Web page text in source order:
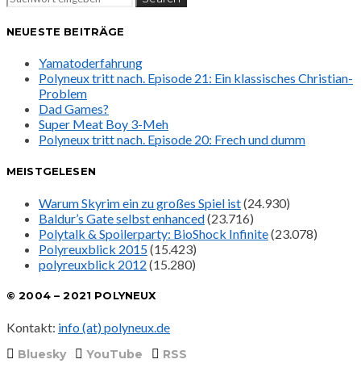
NEUESTE BEITRÄGE
Yamatoderfahrung
Polyneux tritt nach. Episode 21: Ein klassisches Christian-
Problem
Dad Games?
Super Meat Boy 3-Meh
Polyneux tritt nach. Episode 20: Frech und dumm
MEISTGELESEN
Warum Skyrim ein zu großes Spiel ist(24.930)
Baldur’s Gate selbst enhanced(23.716)
Polytalk & Spoilerparty: BioShock Infinite(23.078)
Polyreuxblick 2015(15.423)
polyreuxblick 2012 (15.280)
© 2004 – 2021 POLYNEUX
Kontakt: info (at) polyneux.de
Bluesky YouTube RSS